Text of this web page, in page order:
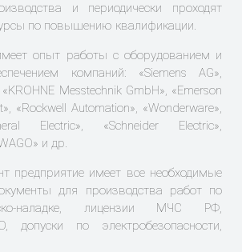
и периодически проходят
по повышению квалификации.
опыт работы с оборудованием и
компаний: «Siemens AG»,
Messtechnik GmbH», «Emerson
«Rockwell Automation», «Wonderware»,
Electric», «Schneider Electric»,
и др.
предприятие имеет все необходимые
для производства работ по
наладке, лицензии МЧС РФ,
допуски по электробезопасности,